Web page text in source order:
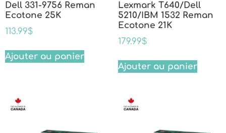
Dell 331-9756 Reman
Ecotone 25K
113.99$
Ajouter au panier
Lexmark T640/Dell
5210/IBM 1532 Reman
Ecotone 21K
179.99$
Ajouter au panier